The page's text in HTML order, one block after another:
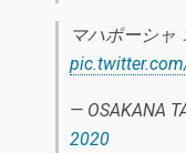
マハポーシャ
— OSAKANA
2020